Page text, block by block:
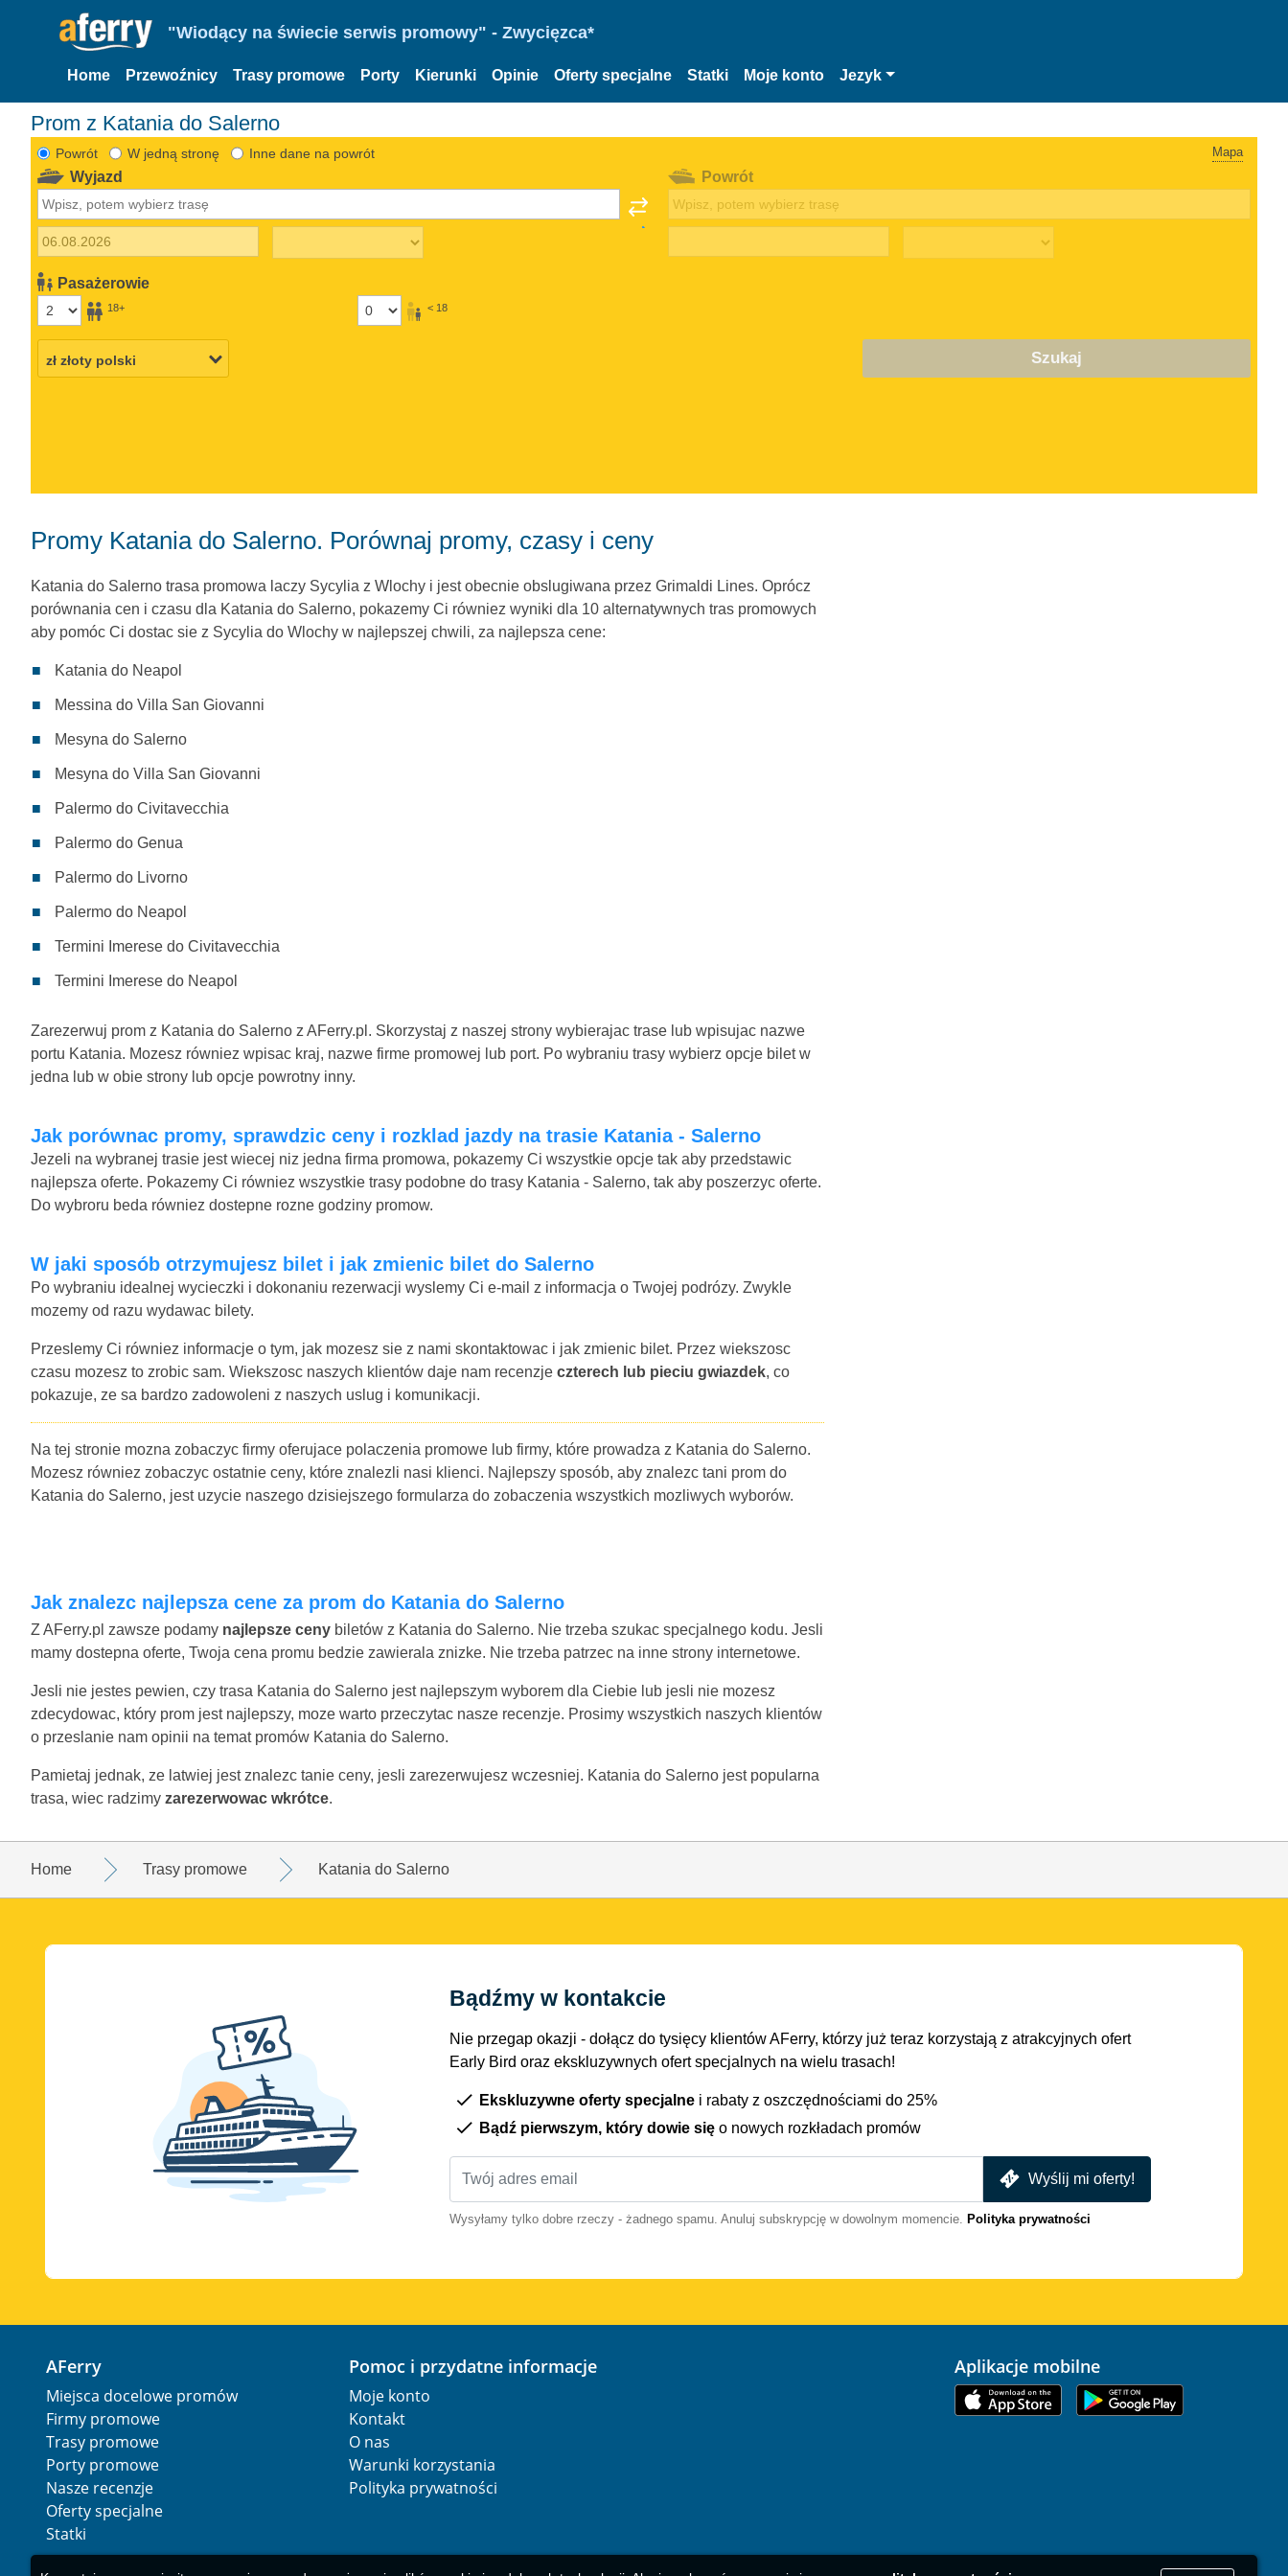
"Wiodący na świecie serwis promowy" - Zwycięzca*
Home Przewoźnicy Trasy promowe Porty Kierunki Opinie Oferty specjalne Statki Moje konto Jezyk
Prom z Katania do Salerno
Powrót W jedną stronę Inne dane na powrót Mapa
Wyjazd
Pasażerowie
18+ < 18
Powrót
Szukaj
Promy Katania do Salerno. Porównaj promy, czasy i ceny
Katania do Salerno trasa promowa laczy Sycylia z Wlochy i jest obecnie obslugiwana przez Grimaldi Lines. Oprócz
porównania cen i czasu dla Katania do Salerno, pokazemy Ci równiez wyniki dla 10 alternatywnych tras promowych
aby pomóc Ci dostac sie z Sycylia do Wlochy w najlepszej chwili, za najlepsza cene:
Katania do Neapol
Messina do Villa San Giovanni
Mesyna do Salerno
Mesyna do Villa San Giovanni
Palermo do Civitavecchia
Palermo do Genua
Palermo do Livorno
Palermo do Neapol
Termini Imerese do Civitavecchia
Termini Imerese do Neapol
Zarezerwuj prom z Katania do Salerno z AFerry.pl. Skorzystaj z naszej strony wybierajac trase lub wpisujac nazwe
portu Katania. Mozesz równiez wpisac kraj, nazwe firme promowej lub port. Po wybraniu trasy wybierz opcje bilet w
jedna lub w obie strony lub opcje powrotny inny.
Jak porównac promy, sprawdzic ceny i rozklad jazdy na trasie Katania - Salerno
Jezeli na wybranej trasie jest wiecej niz jedna firma promowa, pokazemy Ci wszystkie opcje tak aby przedstawic
najlepsza oferte. Pokazemy Ci równiez wszystkie trasy podobne do trasy Katania - Salerno, tak aby poszerzyc oferte.
Do wybroru beda równiez dostepne rozne godziny promow.
W jaki sposób otrzymujesz bilet i jak zmienic bilet do Salerno
Po wybraniu idealnej wycieczki i dokonaniu rezerwacji wyslemy Ci e-mail z informacja o Twojej podrózy. Zwykle
mozemy od razu wydawac bilety.
Przeslemy Ci równiez informacje o tym, jak mozesz sie z nami skontaktowac i jak zmienic bilet. Przez wiekszosc
czasu mozesz to zrobic sam. Wiekszosc naszych klientów daje nam recenzje czterech lub pieciu gwiazdek, co
pokazuje, ze sa bardzo zadowoleni z naszych uslug i komunikacji.
Na tej stronie mozna zobaczyc firmy oferujace polaczenia promowe lub firmy, które prowadza z Katania do Salerno.
Mozesz równiez zobaczyc ostatnie ceny, które znalezli nasi klienci. Najlepszy sposób, aby znalezc tani prom do
Katania do Salerno, jest uzycie naszego dzisiejszego formularza do zobaczenia wszystkich mozliwych wyborów.
Jak znalezc najlepsza cene za prom do Katania do Salerno
Z AFerry.pl zawsze podamy najlepsze ceny biletów z Katania do Salerno. Nie trzeba szukac specjalnego kodu. Jesli
mamy dostepna oferte, Twoja cena promu bedzie zawierala znizke. Nie trzeba patrzec na inne strony internetowe.
Jesli nie jestes pewien, czy trasa Katania do Salerno jest najlepszym wyborem dla Ciebie lub jesli nie mozesz
zdecydowac, który prom jest najlepszy, moze warto przeczytac nasze recenzje. Prosimy wszystkich naszych klientów
o przeslanie nam opinii na temat promów Katania do Salerno.
Pamietaj jednak, ze latwiej jest znalezc tanie ceny, jesli zarezerwujesz wczesniej. Katania do Salerno jest popularna
trasa, wiec radzimy zarezerwowac wkrótce.
Home Trasy promowe Katania do Salerno
Bądźmy w kontakcie
Nie przegap okazji - dołącz do tysięcy klientów AFerry, którzy już teraz korzystają z atrakcyjnych ofert
Early Bird oraz ekskluzywnych ofert specjalnych na wielu trasach!
Ekskluzywne oferty specjalne i rabaty z oszczędnościami do 25%
Bądź pierwszym, który dowie się o nowych rozkładach promów
Wyślij mi oferty!
Wysyłamy tylko dobre rzeczy - żadnego spamu. Anuluj subskrypcję w dowolnym momencie. Polityka prywatności
AFerry
Miejsca docelowe promów
Firmy promowe
Trasy promowe
Porty promowe
Nasze recenzje
Oferty specjalne
Statki
Pomoc i przydatne informacje
Moje konto
Kontakt
O nas
Warunki korzystania
Polityka prywatności
Aplikacje mobilne